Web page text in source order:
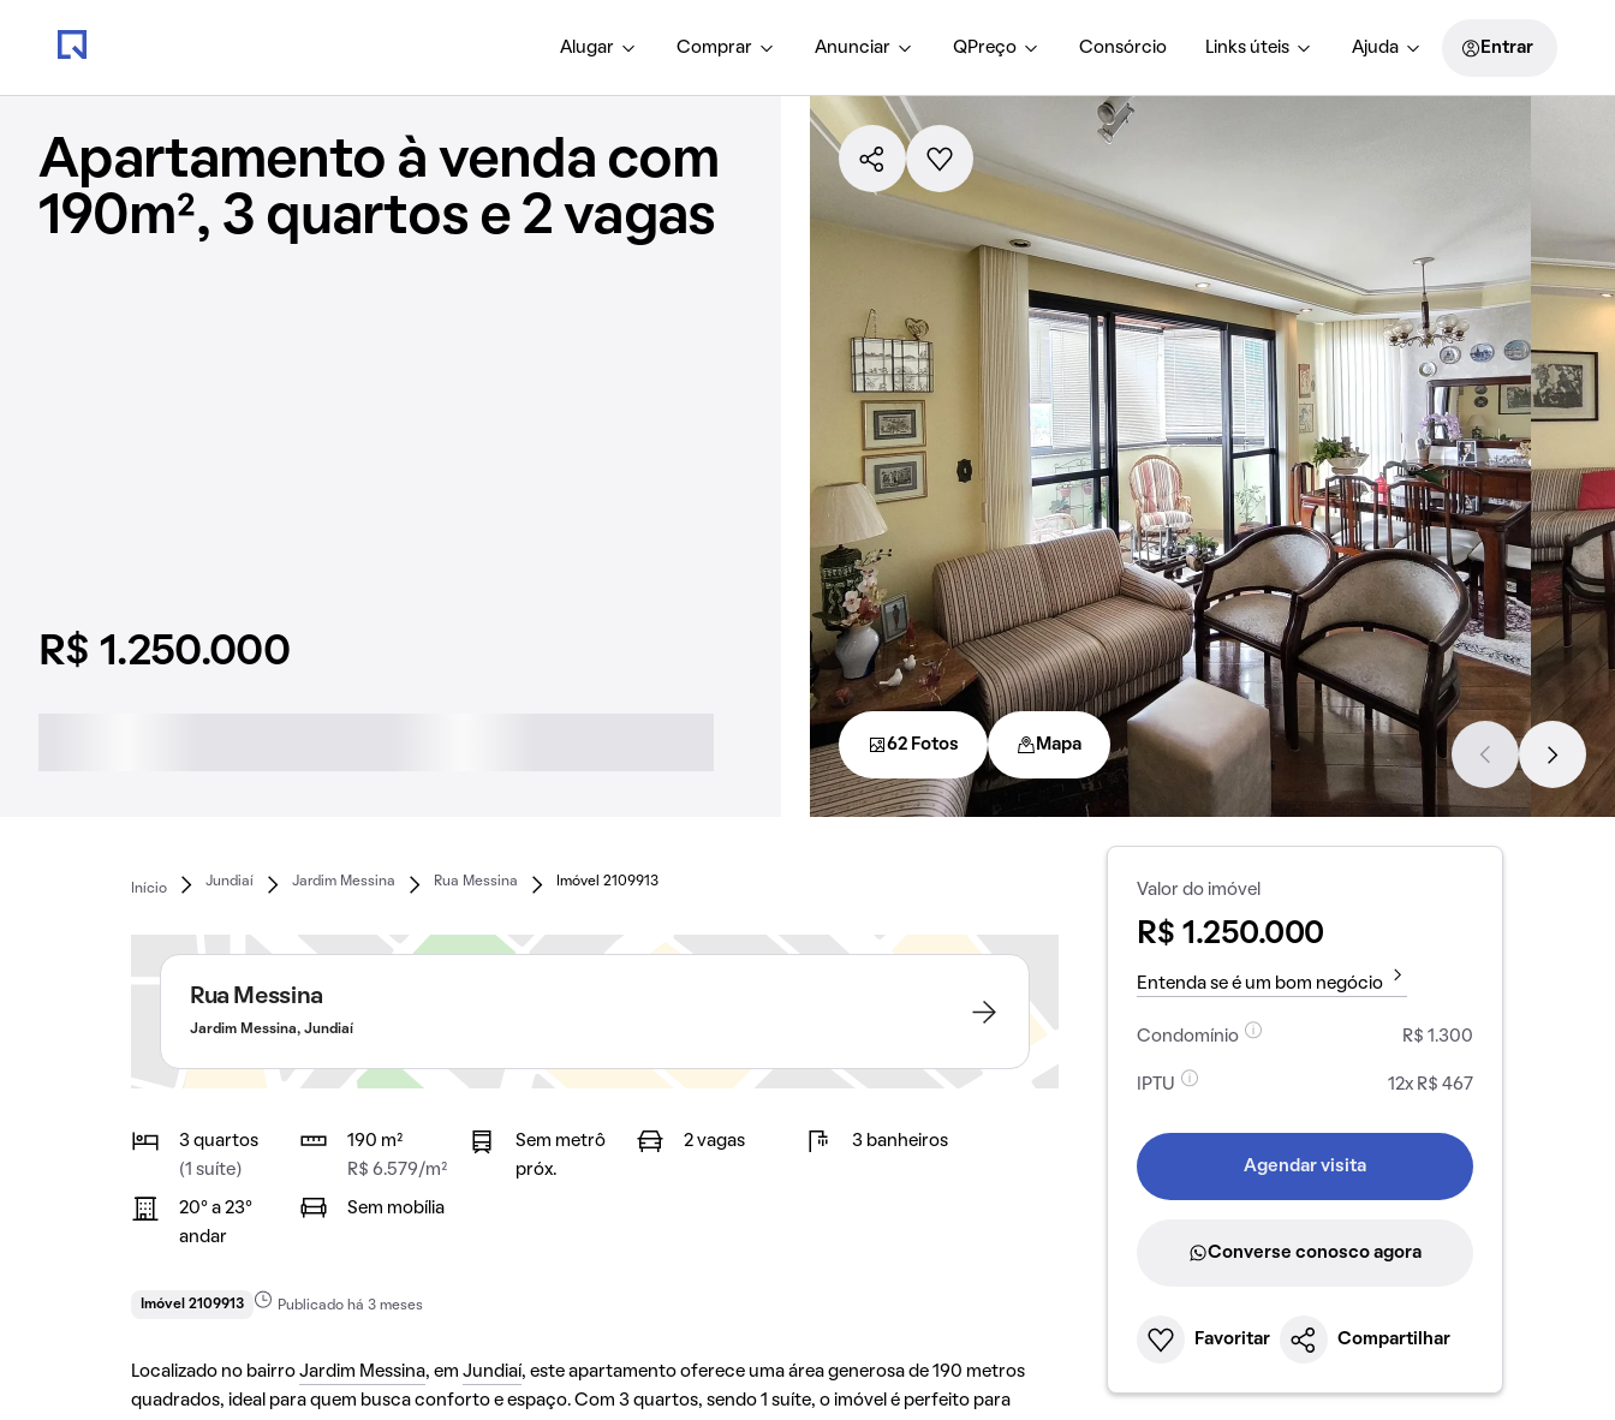
Alugar Comprar Anunciar QPreço Consórcio Links úteis Ajuda Entrar
Apartamento à venda com
190m², 3 quartos e 2 vagas
R$ 1.250.000
62 Fotos Mapa
Início
Jundiaí Jardim Messina Rua Messina Imóvel 2109913
Rua Messina
Jardim Messina, Jundiaí
3 quartos
(1 suíte)
190 m²
R$ 6.579/m²
Sem metrô
próx.
2 vagas 3 banheiros
20° a 23°
andar
Sem mobília
Imóvel 2109913 Publicado há 3 meses
Localizado no bairro Jardim Messina, em Jundiaí, este apartamento oferece uma área generosa de 190 metros
quadrados, ideal para quem busca conforto e espaço. Com 3 quartos, sendo 1 suíte, o imóvel é perfeito para
Valor do imóvel
R$ 1.250.000
Entenda se é um bom negócio
Condomínio R$ 1.300
IPTU 12x R$ 467
Agendar visita
Converse conosco agora
Favoritar Compartilhar